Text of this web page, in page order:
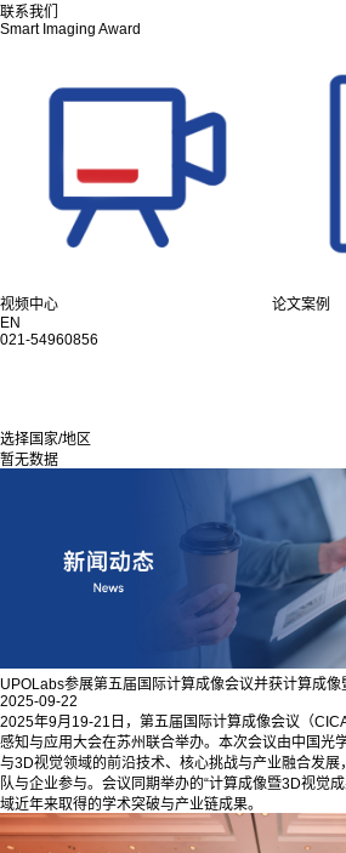
联系我们
Smart Imaging Award
视频中心
论文案例
EN
021-54960856
选择国家/地区
暂无数据
UPOLabs参展第五届国际计算成像会议并获计算成
2025-09-22
2025年9月19-21日，第五届国际计算成像会议（
感知与应用大会在苏州联合举办。本次会议由中国光
与3D视觉领域的前沿技术、核心挑战与产业融合发展
队与企业参与。会议同期举办的“计算成像暨3D视觉
域近年来取得的学术突破与产业链成果。